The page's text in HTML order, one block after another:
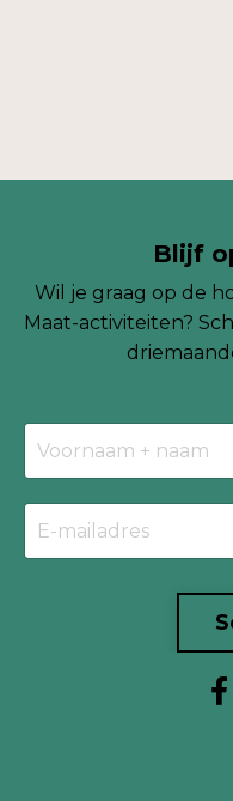
Blijf
Wil je graag op de
Maat-activiteiten?